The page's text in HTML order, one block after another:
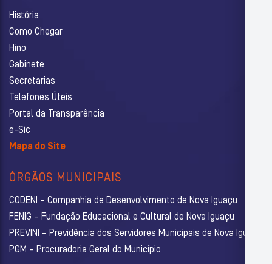
História
Como Chegar
Hino
Gabinete
Secretarias
Telefones Úteis
Portal da Transparência
e-Sic
Mapa do Site
ÓRGÃOS MUNICIPAIS
CODENI – Companhia de Desenvolvimento de Nova Iguaçu
FENIG – Fundação Educacional e Cultural de Nova Iguaçu
PREVINI – Previdência dos Servidores Municipais de Nova Iguaçu
PGM – Procuradoria Geral do Município